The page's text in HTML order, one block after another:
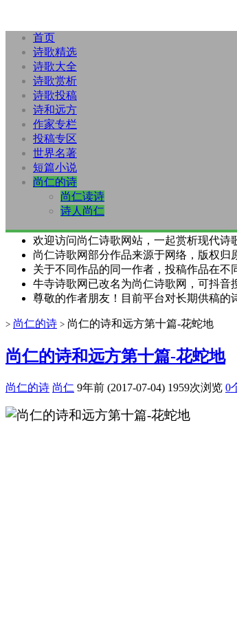
首页
诗歌精选
诗歌大全
诗歌赏析
诗歌投稿
诗和远方
作家专栏
投稿专区
世界名著
短篇小说
尚仁的诗
尚仁读诗
诗人尚仁
欢迎访问尚仁诗歌网站，一起赏析现代诗
尚仁诗歌网部分作品来源于网络，版权归
关于不同作品的同一作者，投稿作品在不
牛寺诗歌网已改名为尚仁诗歌网，可抖音
尊敬的作者朋友！目前平台对长期供稿的
> 尚仁的诗 > 尚仁的诗和远方第十篇-花蛇地
尚仁的诗和远方第十篇-花蛇地
尚仁的诗 尚仁 9年前 (2017-07-04) 1959次浏览 0